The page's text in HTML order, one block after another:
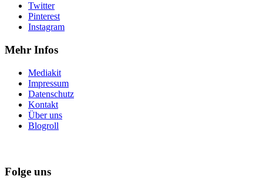
Twitter
Pinterest
Instagram
Mehr Infos
Mediakit
Impressum
Datenschutz
Kontakt
Über uns
Blogroll
Folge uns